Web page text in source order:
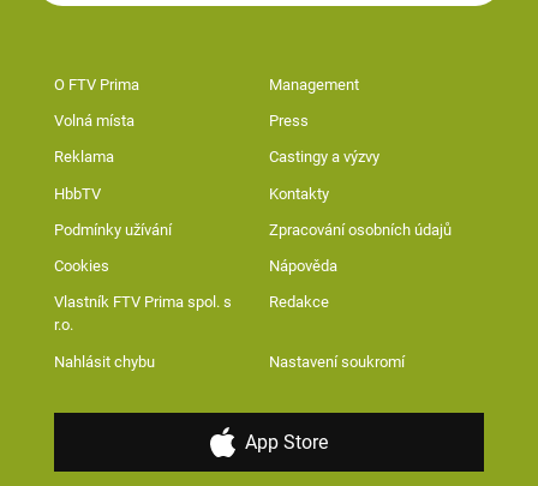
O FTV Prima Management
Volná místa Press
Reklama Castingy a výzvy
HbbTV Kontakty
Podmínky užívání Zpracování osobních údajů
Cookies Nápověda
Vlastník FTV Prima spol. s
r.o.
Redakce
Nahlásit chybu Nastavení soukromí
App Store